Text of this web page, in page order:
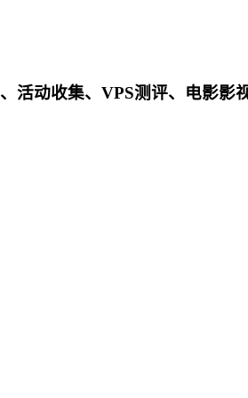
活动收集、VPS测评、电影